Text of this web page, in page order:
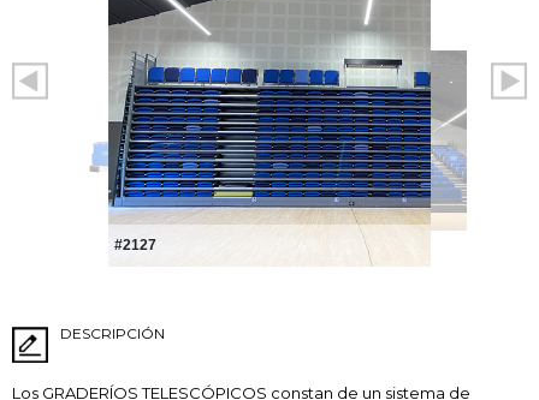
#2127
DESCRIPCIÓN
Los GRADERÍOS TELESCÓPICOS constan de un sistema de